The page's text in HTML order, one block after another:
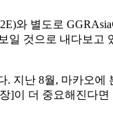
와 별도로
것으로 내다보고
지난 8월, 마카오에
이 더 중요해진다